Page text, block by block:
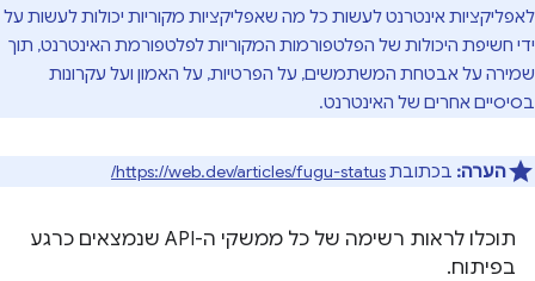
לאפליקציות אינטרנט לעשות כל מה שאפליקציות מקוריות יכולות לעשות על
ידי חשיפת היכולות של הפלטפורמות המקוריות לפלטפורמת האינטרנט, תוך
שמירה על אבטחת המשתמשים, על הפרטיות, על האמון ועל עקרונות
בסיסיים אחרים של האינטרנט.
הערה: בכתובתhttps://web.dev/articles/fugu-status/
תוכלו לראות רשימה של כל ממשקי ה-API שנמצאים כרגע
בפיתוח.